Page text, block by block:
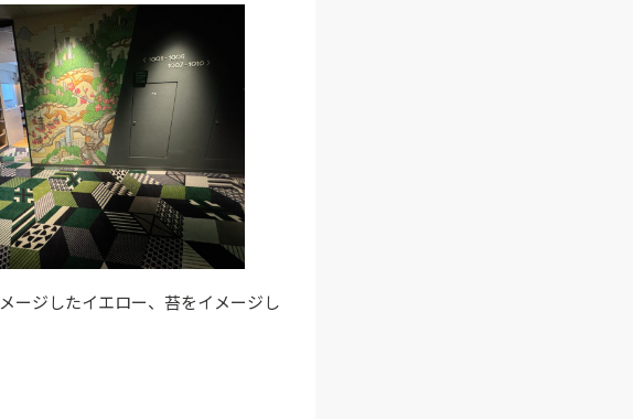
ージしたイエロー、苔をイメージし